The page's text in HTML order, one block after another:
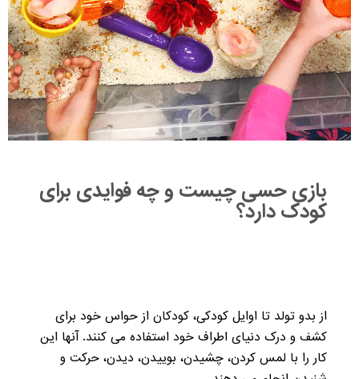
بازی حسی چیست و چه فوایدی برای
کودک دارد؟
از بدو تولد تا اوایل کودکی، کودکان از حواس خود برای
کشف و درک دنیای اطراف خود استفاده می کنند. آنها این
کار را با لمس کردن، چشیدن، بوییدن، دیدن، حرکت و